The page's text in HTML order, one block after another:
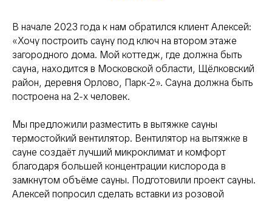
В начале 2023 года к нам обратился клиент Алексей:
«Хочу построить сауну под ключ на втором этаже
загородного дома. Мой коттедж, где должна быть
сауна, находится в Московской области, Щёлковский
район, деревня Орлово, Парк-2». Сауна должна быть
построена на 2-х человек.
Мы предложили разместить в вытяжке сауны
термостойкий вентилятор. Вентилятор на вытяжке в
сауне создаёт лучший микроклимат и комфорт
благодаря большей концентрации кислорода в
замкнутом объёме сауны. Подготовили проект сауны.
Алексей попросил сделать вставки из розовой